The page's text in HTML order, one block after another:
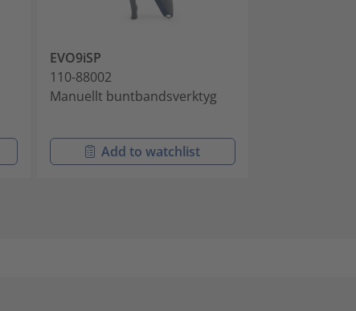
EVO9iSP
110-88002
Manuellt buntbandsverktyg
Add to watchlist